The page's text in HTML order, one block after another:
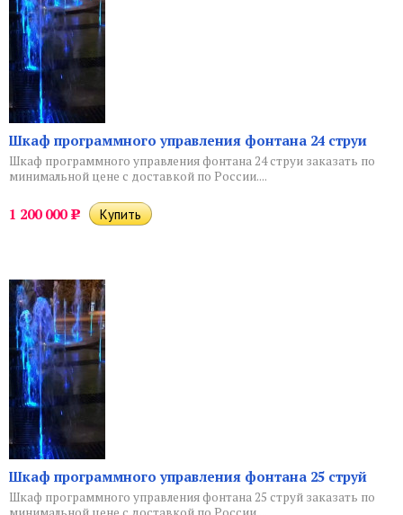
Шкаф программного управления фонтана 24 струи
Шкаф программного управления фонтана 24 струи заказать по
минимальной цене с доставкой по России....
1 200 000 Р
Шкаф программного управления фонтана 25 струй
Шкаф программного управления фонтана 25 струй заказать по